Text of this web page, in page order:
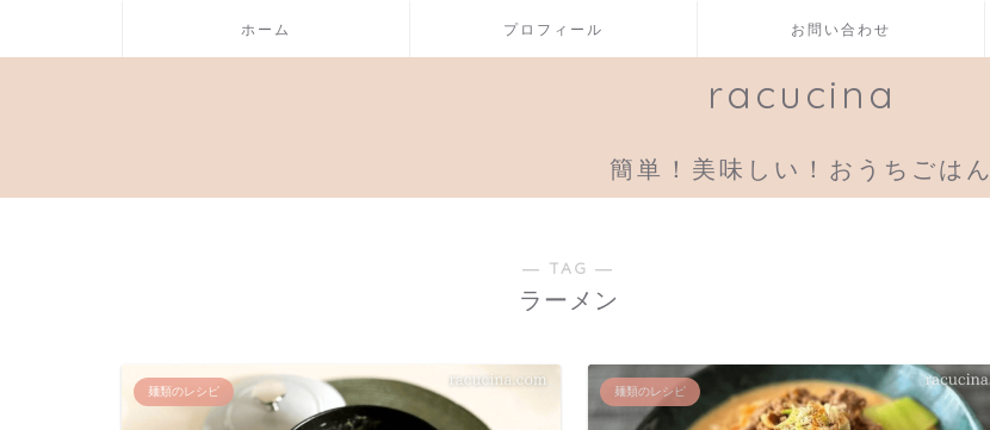
ホーム プロフィール お問い合わせ
racucina
簡単！美味しい！おうちごはん
― TAG ―
ラーメン
麺類のレシピ 麺類のレシピ